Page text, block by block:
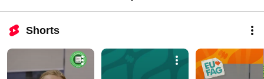
Shorts